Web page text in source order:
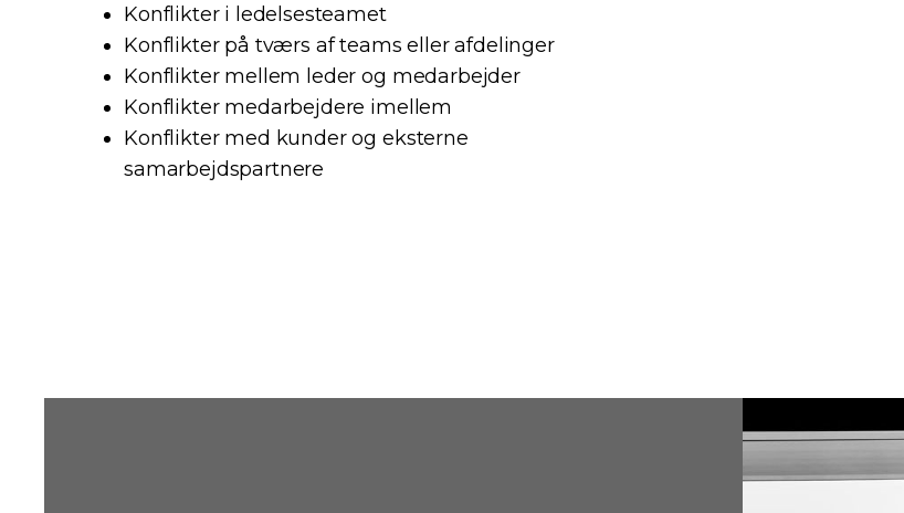
Konflikter i ledelsesteamet
Konflikter på tværs af teams eller afdelinger
Konflikter mellem leder og medarbejder
Konflikter medarbejdere imellem
Konflikter med kunder og eksterne
samarbejdspartnere